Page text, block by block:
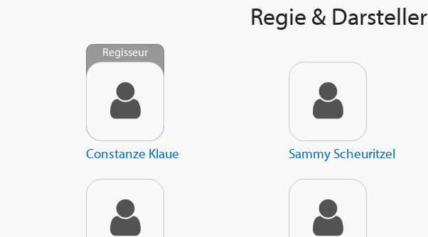
Regie & Darsteller
Regisseur
Constanze Klaue Sammy Scheuritzel